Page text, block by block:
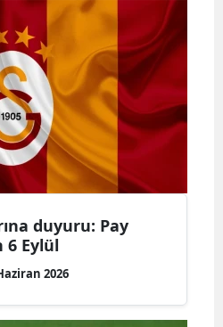
duyuru: Pay
6 Eylül
2026